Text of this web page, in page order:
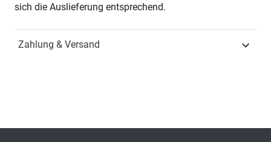
Fachdisziplin
sich die Auslieferung entsprechend.
Zahlung & Versand